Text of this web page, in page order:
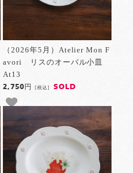
（2026年5月）Atelier Mon F
avori リスのオーバル小皿
At13
2,750円 [税込] SOLD